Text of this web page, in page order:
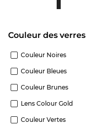
Couleur des verres
Couleur Noires
Couleur Bleues
Couleur Brunes
Lens Colour Gold
Couleur Vertes